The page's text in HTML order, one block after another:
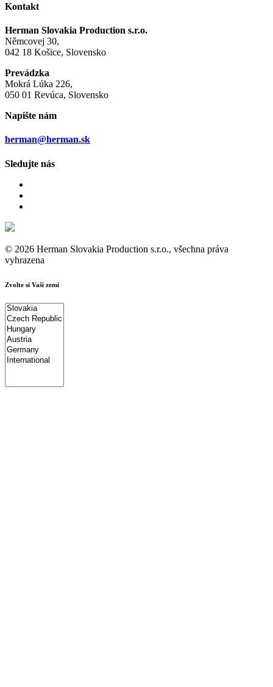
Kontakt
Herman Slovakia Production s.r.o.
Němcovej 30,
042 18 Košice, Slovensko
Prevádzka
Mokrá Lúka 226,
050 01 Revúca, Slovensko
Napište nám
herman@herman.sk
Sledujte nás
© 2026 Herman Slovakia Production s.r.o., všechna práva
vyhrazena
Zvolte si Vaši zemi